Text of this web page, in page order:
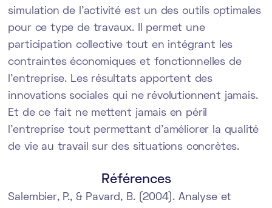
simulation de l’activité est un des outils optimales
pour ce type de travaux. Il permet une
participation collective tout en intégrant les
contraintes économiques et fonctionnelles de
l’entreprise. Les résultats apportent des
innovations sociales qui ne révolutionnent jamais.
Et de ce fait ne mettent jamais en péril
l’entreprise tout permettant d’améliorer la qualité
de vie au travail sur des situations concrètes.
Références
Salembier, P., & Pavard, B. (2004). Analyse et